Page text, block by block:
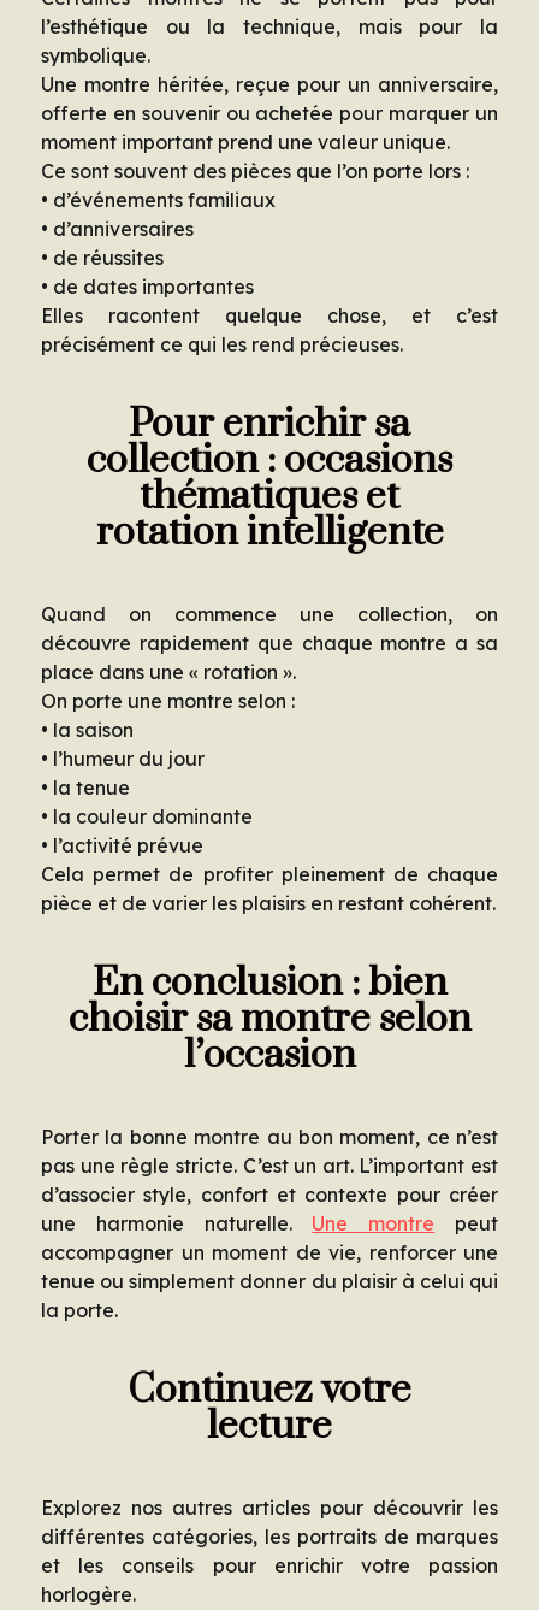
l’esthétique ou la technique, mais pour la
symbolique.
Une montre héritée, reçue pour un anniversaire,
offerte en souvenir ou achetée pour marquer un
moment important prend une valeur unique.
Ce sont souvent des pièces que l’on porte lors :
• d’événements familiaux
• d’anniversaires
• de réussites
• de dates importantes
Elles racontent quelque chose, et c’est
précisément ce qui les rend précieuses.
Pour enrichir sa
collection : occasions
thématiques et
rotation intelligente
Quand on commence une collection, on
découvre rapidement que chaque montre a sa
place dans une « rotation ».
On porte une montre selon :
• la saison
• l’humeur du jour
• la tenue
• la couleur dominante
• l’activité prévue
Cela permet de profiter pleinement de chaque
pièce et de varier les plaisirs en restant cohérent.
En conclusion : bien
choisir sa montre selon
l’occasion
Porter la bonne montre au bon moment, ce n’est
pas une règle stricte. C’est un art. L’important est
d’associer style, confort et contexte pour créer
une harmonie naturelle. Une montre peut
accompagner un moment de vie, renforcer une
tenue ou simplement donner du plaisir à celui qui
la porte.
Continuez votre
lecture
Explorez nos autres articles pour découvrir les
différentes catégories, les portraits de marques
et les conseils pour enrichir votre passion
horlogère.